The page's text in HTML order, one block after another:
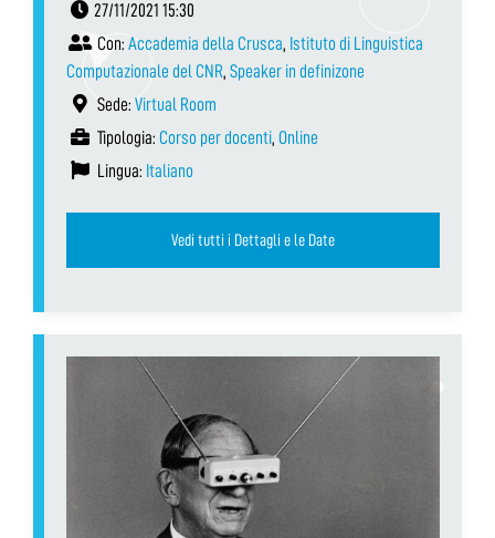
27/11/2021 15:30
Con: Accademia della Crusca, Istituto di Linguistica
Computazionale del CNR, Speaker in definizone
Sede: Virtual Room
Tipologia: Corso per docenti, Online
Lingua: Italiano
Vedi tutti i Dettagli e le Date